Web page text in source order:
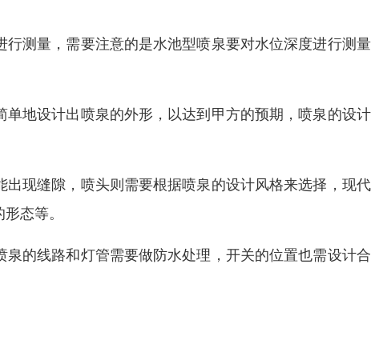
测量，需要注意的是水池型喷泉要对水位深度进行测
地设计出喷泉的外形，以达到甲方的预期，喷泉的设
现缝隙，喷头则需要根据喷泉的设计风格来选择，现
态等。
的线路和灯管需要做防水处理，开关的位置也需设计